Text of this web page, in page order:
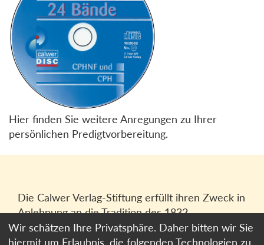
Hier finden Sie weitere Anregungen zu Ihrer
persönlichen Predigtvorbereitung.
Die Calwer Verlag-Stiftung erfüllt ihren Zweck in
Anlehnung an die Tradition des 1832
gegründeten Calwer Verlagsvereins, der
heutigen Calwer Verlag Bücher und Medien
Wir schätzen Ihre Privatsphäre. Daher bitten wir Sie
hiermit um Erlaubnis, die folgenden Technologien zu